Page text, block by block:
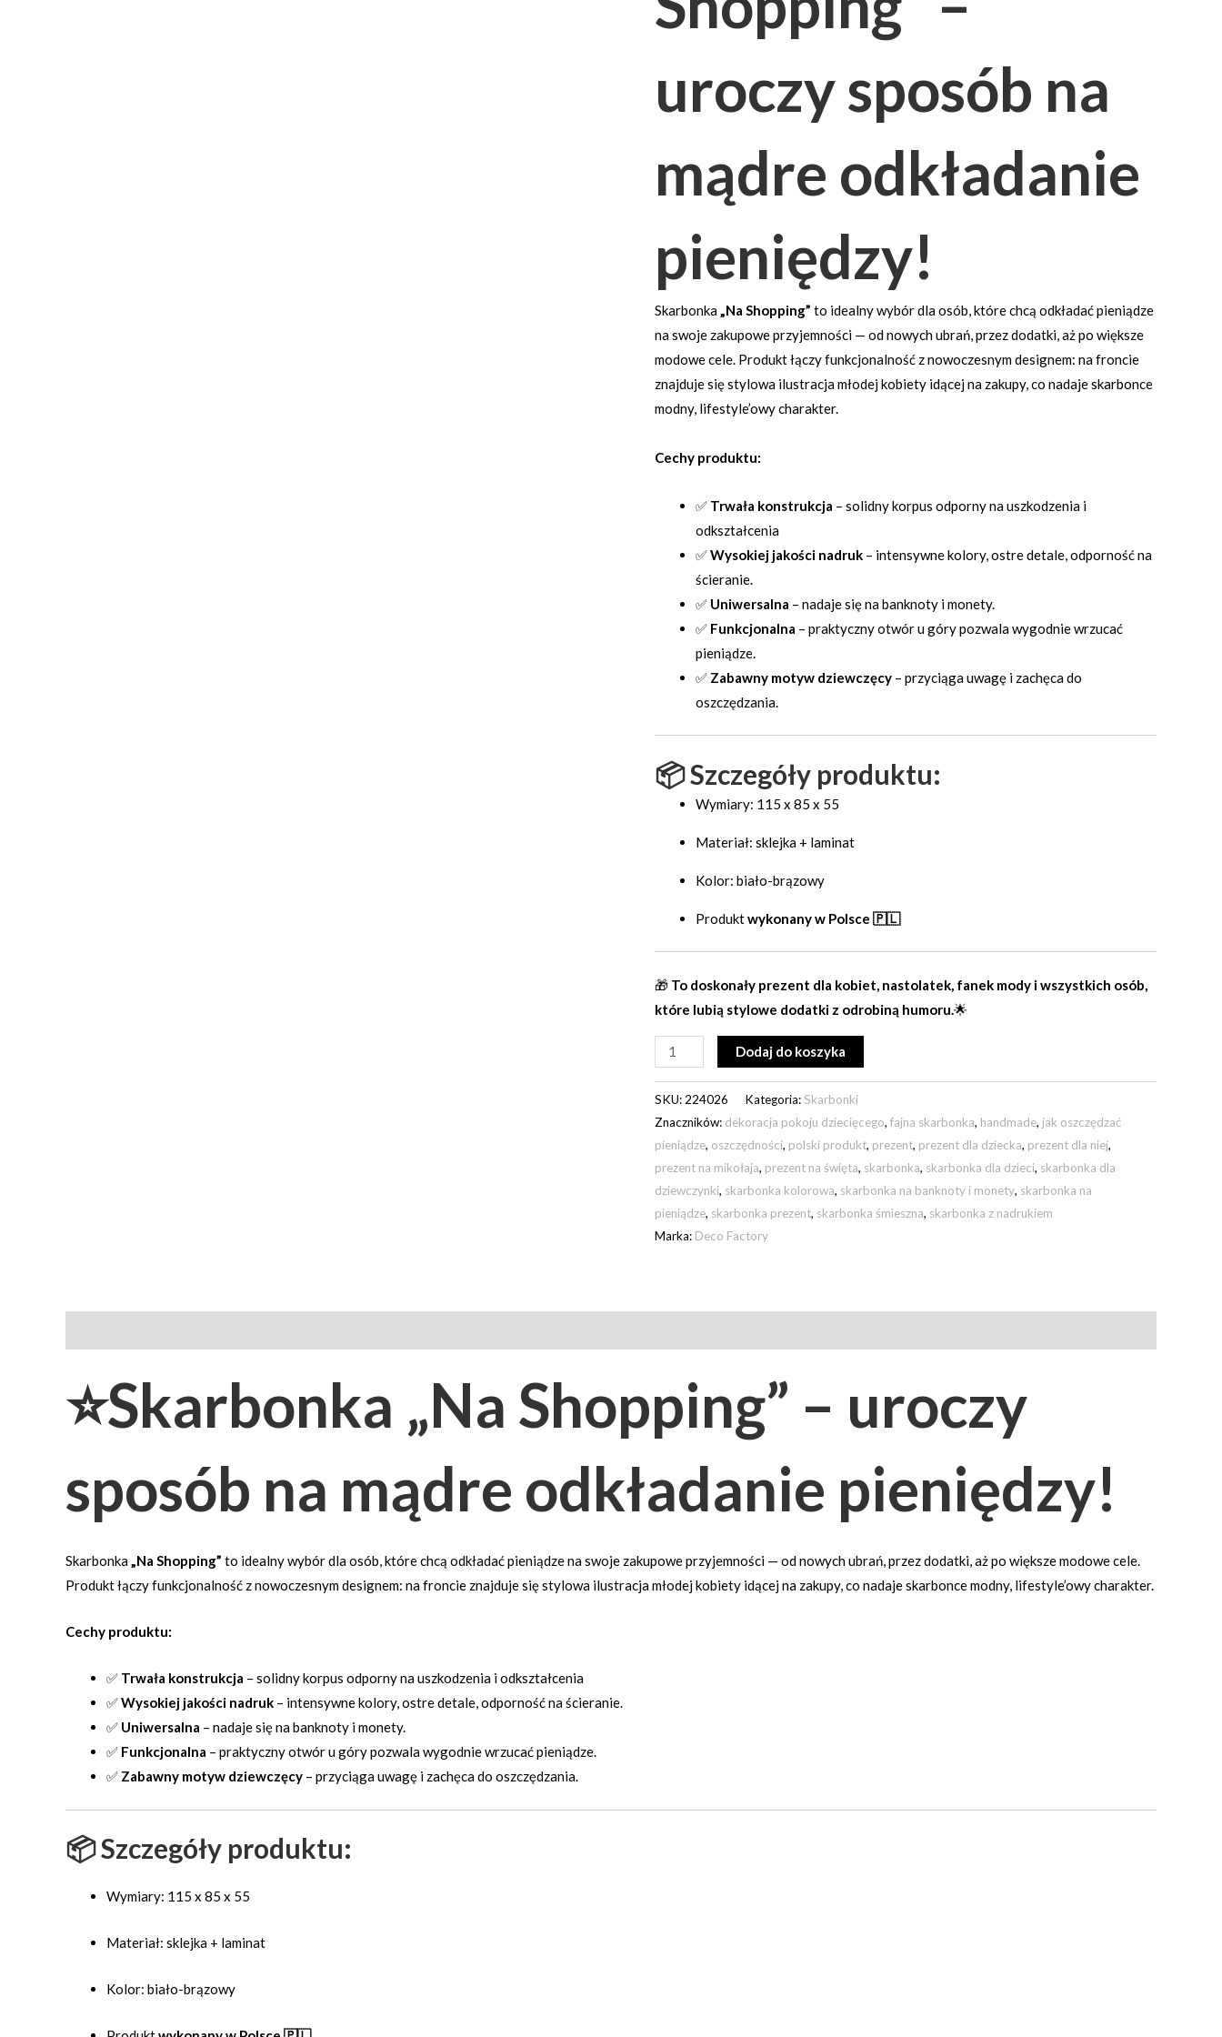
uroczy sposób na
mądre odkładanie
pieniędzy!
Skarbonka„Na Shopping” to idealny wybór dla osób, które chcą odkładać pieniądze
na swoje zakupowe przyjemności — od nowych ubrań, przez dodatki, aż po większe
modowe cele. Produkt łączy funkcjonalność z nowoczesnym designem: na froncie
znajduje się stylowa ilustracja młodej kobiety idącej na zakupy, co nadaje skarbonce
modny, lifestyle’owy charakter.
Cechy produktu:
✅ Trwała konstrukcja – solidny korpus odporny na uszkodzenia i
odkształcenia
✅Wysokiej jakości nadruk – intensywne kolory, ostre detale, odporność na
ścieranie.
✅ Uniwersalna – nadaje się na banknoty i monety.
✅ Funkcjonalna – praktyczny otwór u góry pozwala wygodnie wrzucać
pieniądze.
✅ Zabawny motyw dziewczęcy – przyciąga uwagę i zachęca do
oszczędzania.
📦 Szczegóły produktu:
Wymiary: 115 x 85 x 55
Materiał: sklejka + laminat
Kolor: biało-brązowy
Produktwykonany w Polsce 🇵🇱
🎁 To doskonały prezent dla kobiet, nastolatek, fanek mody i wszystkich osób,
które lubią stylowe dodatki z odrobiną humoru.🌟
Dodaj do koszyka
SKU: 224026 Kategoria:Skarbonki
Znaczników: dekoracja pokoju dziecięcego, fajna skarbonka, handmade, jak oszczędzać
pieniądze, oszczędności, polski produkt, prezent, prezent dla dziecka, prezent dla niej,
prezent na mikołaja, prezent na święta, skarbonka, skarbonka dla dzieci, skarbonka dla
dziewczynki, skarbonka kolorowa, skarbonka na banknoty i monety, skarbonka na
pieniądze, skarbonka prezent, skarbonka śmieszna, skarbonka z nadrukiem
Marka: Deco Factory
⭐Skarbonka „Na Shopping” – uroczy
sposób na mądre odkładanie pieniędzy!
Skarbonka„Na Shopping” to idealny wybór dla osób, które chcą odkładać pieniądze na swoje zakupowe przyjemności — od nowych ubrań, przez dodatki, aż po większe modowe cele.
Produkt łączy funkcjonalność z nowoczesnym designem: na froncie znajduje się stylowa ilustracja młodej kobiety idącej na zakupy, co nadaje skarbonce modny, lifestyle’owy charakter.
Cechy produktu:
✅ Trwała konstrukcja – solidny korpus odporny na uszkodzenia i odkształcenia
✅Wysokiej jakości nadruk – intensywne kolory, ostre detale, odporność na ścieranie.
✅ Uniwersalna – nadaje się na banknoty i monety.
✅ Funkcjonalna – praktyczny otwór u góry pozwala wygodnie wrzucać pieniądze.
✅ Zabawny motyw dziewczęcy – przyciąga uwagę i zachęca do oszczędzania.
📦 Szczegóły produktu:
Wymiary: 115 x 85 x 55
Materiał: sklejka + laminat
Kolor: biało-brązowy